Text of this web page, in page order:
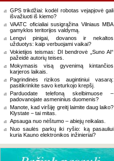
GPS trikdžiai: kodėl robotas vejapjovė gali
išvažiuoti iš kiemo?
VAATC oficialiai susigrąžina Vilniaus MBA
gamyklos teritorijos valdymą.
Lengvi pinigai, dovanos ir nekaltos
užduotys: kaip verbuojami vaikai?
Vokietijos teismas: DI bendrovė „Suno AI“
pažeidė autorių teises.
Mokymasis visą gyvenimą kintančios
karjeros laikais.
Pagrindinės rizikos augintiniui vasarą:
pasitikrinkite savo keturkojo krepšį.
Parduodate telefoną skelbimuose –
padovanojate asmeninius duomenis?
Manote, kad viršiję greitį laimite daug laiko?
Klystate − tai mitas.
Apsauga nuo nėštumo – abiejų reikalas.
Nuo saulės parkų iki ryšio: ką pasauliui
kuria Kauno elektronikos inžinieriai?